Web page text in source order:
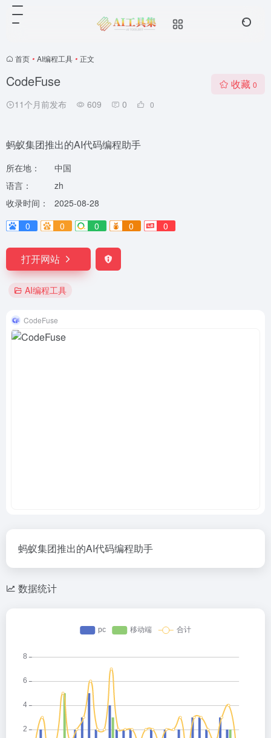
首页 • AI编程工具 • 正文
CodeFuse
11个月前发布 609 0 0
收藏 0
蚂蚁集团推出的AI代码编程助手
所在地：
中国
语言：
zh
收录时间：
2025-08-28
0
0 0 0 0
打开网站
AI编程工具
CodeFuse
蚂蚁集团推出的AI代码编程助手
数据统计